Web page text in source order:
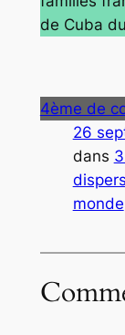
de Cuba
4ème de
26
dans
monde